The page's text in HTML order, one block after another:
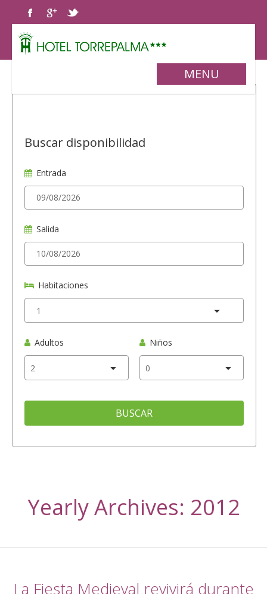
MENU
Buscar disponibilidad
Entrada
Salida
Habitaciones
Adultos Niños
BUSCAR
Yearly Archives: 2012
La Fiesta Medieval revivirá durante